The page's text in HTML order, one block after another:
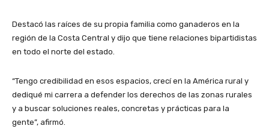
Destacó las raíces de su propia familia como ganaderos en la
región de la Costa Central y dijo que tiene relaciones bipartidistas
en todo el norte del estado.
“Tengo credibilidad en esos espacios, crecí en la América rural y
dediqué mi carrera a defender los derechos de las zonas rurales
y a buscar soluciones reales, concretas y prácticas para la
gente”, afirmó.